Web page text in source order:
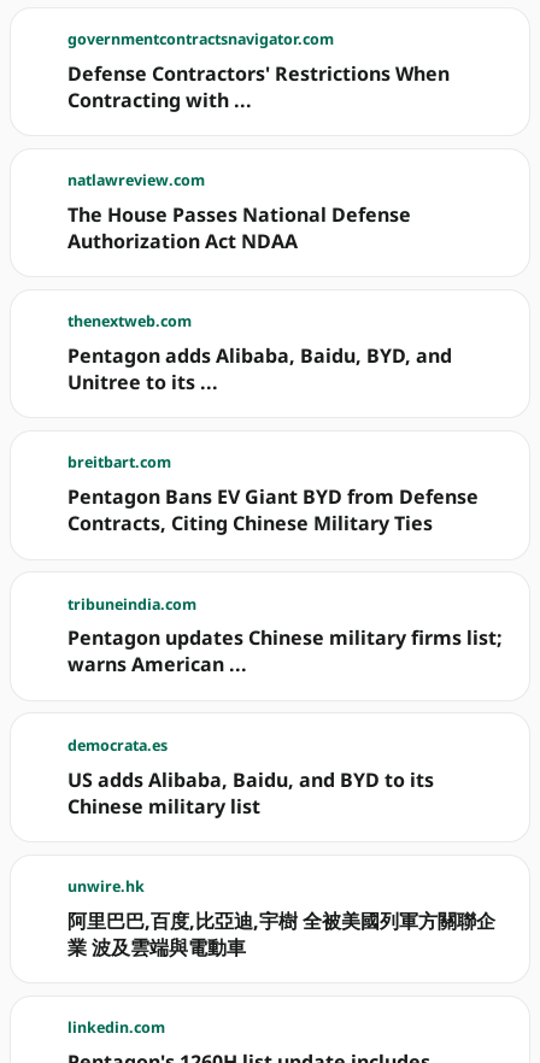
governmentcontractsnavigator.com
Defense Contractors' Restrictions When
Contracting with ...
natlawreview.com
The House Passes National Defense
Authorization Act NDAA
thenextweb.com
Pentagon adds Alibaba, Baidu, BYD, and
Unitree to its ...
breitbart.com
Pentagon Bans EV Giant BYD from Defense
Contracts, Citing Chinese Military Ties
tribuneindia.com
Pentagon updates Chinese military firms list;
warns American ...
democrata.es
US adds Alibaba, Baidu, and BYD to its
Chinese military list
unwire.hk
阿里巴巴,百度,比亞迪,宇樹 全被美國列軍方關聯企
業 波及雲端與電動車
linkedin.com